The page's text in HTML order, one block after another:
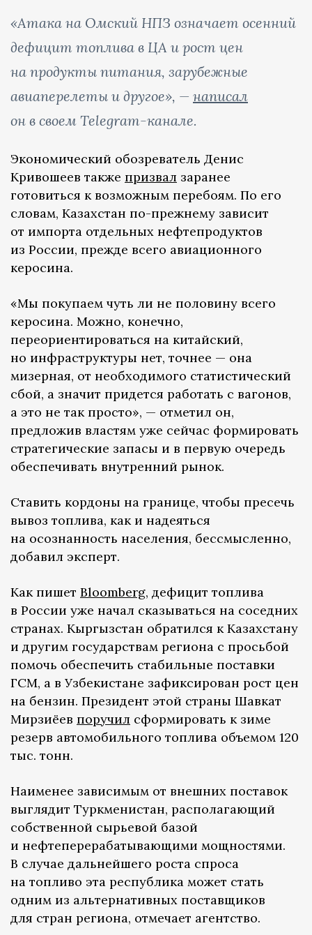
«Атака на Омский НПЗ означает осенний
дефицит топлива в ЦА и рост цен
на продукты питания, зарубежные
авиаперелеты и другое», — написал
он в своем Telegram-канале.
Экономический обозреватель Денис
Кривошеев также призвал заранее
готовиться к возможным перебоям. По его
словам, Казахстан по-прежнему зависит
от импорта отдельных нефтепродуктов
из России, прежде всего авиационного
керосина.
«Мы покупаем чуть ли не половину всего
керосина. Можно, конечно,
переориентироваться на китайский,
но инфраструктуры нет, точнее — она
мизерная, от необходимого статистический
сбой, а значит придется работать с вагонов,
а это не так просто», — отметил он,
предложив властям уже сейчас формировать
стратегические запасы и в первую очередь
обеспечивать внутренний рынок.
Ставить кордоны на границе, чтобы пресечь
вывоз топлива, как и надеяться
на осознанность населения, бессмысленно,
добавил эксперт.
Как пишет Bloomberg, дефицит топлива
в России уже начал сказываться на соседних
странах. Кыргызстан обратился к Казахстану
и другим государствам региона с просьбой
помочь обеспечить стабильные поставки
ГСМ, а в Узбекистане зафиксирован рост цен
на бензин. Президент этой страны Шавкат
Мирзиёев поручил сформировать к зиме
резерв автомобильного топлива объемом 120
тыс. тонн.
Наименее зависимым от внешних поставок
выглядит Туркменистан, располагающий
собственной сырьевой базой
и нефтеперерабатывающими мощностями.
В случае дальнейшего роста спроса
на топливо эта республика может стать
одним из альтернативных поставщиков
для стран региона, отмечает агентство.